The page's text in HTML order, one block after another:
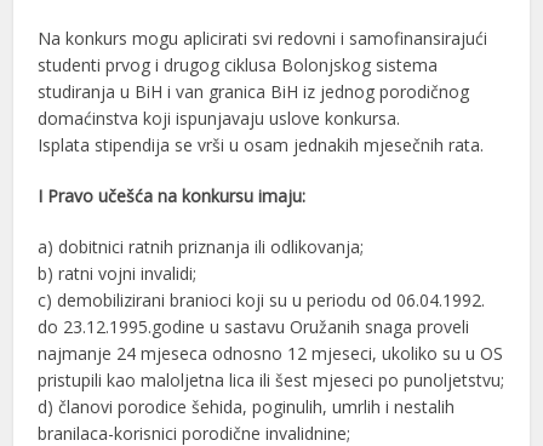
Na konkurs mogu aplicirati svi redovni i samofinansirajući
studenti prvog i drugog ciklusa Bolonjskog sistema
studiranja u BiH i van granica BiH iz jednog porodičnog
domaćinstva koji ispunjavaju uslove konkursa.
Isplata stipendija se vrši u osam jednakih mjesečnih rata.
I Pravo učešća na konkursu imaju:
a) dobitnici ratnih priznanja ili odlikovanja;
b) ratni vojni invalidi;
c) demobilizirani branioci koji su u periodu od 06.04.1992.
do 23.12.1995.godine u sastavu Oružanih snaga proveli
najmanje 24 mjeseca odnosno 12 mjeseci, ukoliko su u OS
pristupili kao maloljetna lica ili šest mjeseci po punoljetstvu;
d) članovi porodice šehida, poginulih, umrlih i nestalih
branilaca-korisnici porodične invalidnine;